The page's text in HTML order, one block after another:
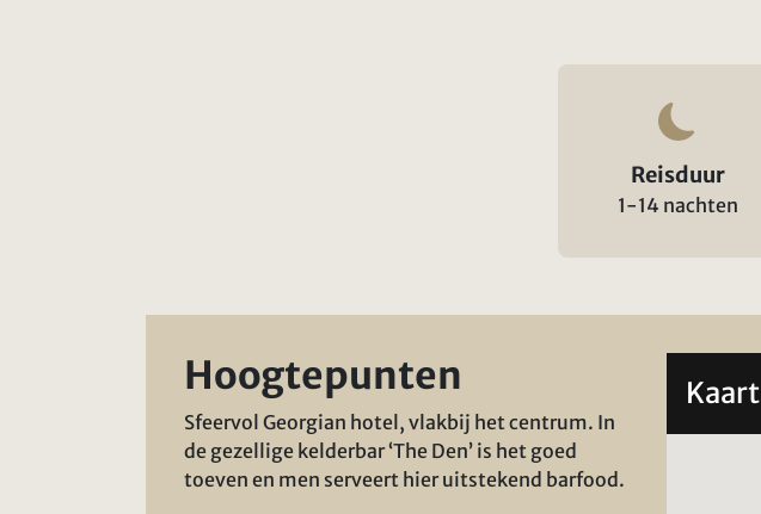
Reisduur
1-14 nachten
Hoogtepunten
Sfeervol Georgian hotel, vlakbij het centrum. In
de gezellige kelderbar ‘The Den’ is het goed
toeven en men serveert hier uitstekend barfood.
Kaart